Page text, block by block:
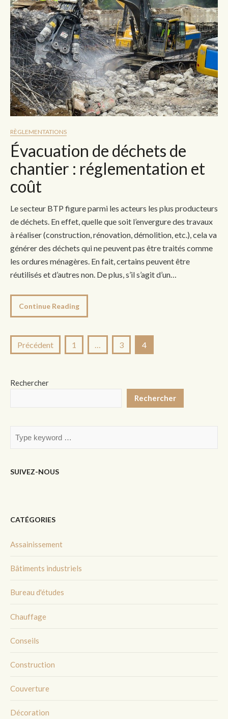
RÈGLEMENTATIONS
Évacuation de déchets de
chantier : réglementation et
coût
Le secteur BTP figure parmi les acteurs les plus producteurs
de déchets. En effet, quelle que soit l’envergure des travaux
à réaliser (construction, rénovation, démolition, etc.), cela va
générer des déchets qui ne peuvent pas être traités comme
les ordures ménagères. En fait, certains peuvent être
réutilisés et d’autres non. De plus, s’il s’agit d’un…
Continue Reading
Pagination
publications
Précédent 1 … 3 4
Rechercher
Rechercher
SUIVEZ-NOUS
CATÉGORIES
Assainissement
Bâtiments industriels
Bureau d'études
Chauffage
Conseils
Construction
Couverture
Décoration